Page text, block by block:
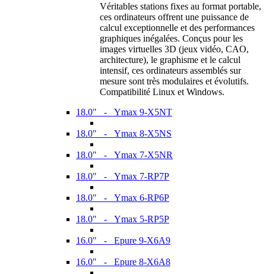
Véritables stations fixes au format portable,
ces ordinateurs offrent une puissance de
calcul exceptionnelle et des performances
graphiques inégalées. Conçus pour les
images virtuelles 3D (jeux vidéo, CAO,
architecture), le graphisme et le calcul
intensif, ces ordinateurs assemblés sur
mesure sont très modulaires et évolutifs.
Compatibilité Linux et Windows.
18.0" - Ymax 9-X5NT
18.0" - Ymax 8-X5NS
18.0" - Ymax 7-X5NR
18.0" - Ymax 7-RP7P
18.0" - Ymax 6-RP6P
18.0" - Ymax 5-RP5P
16.0" - Epure 9-X6A9
16.0" - Epure 8-X6A8